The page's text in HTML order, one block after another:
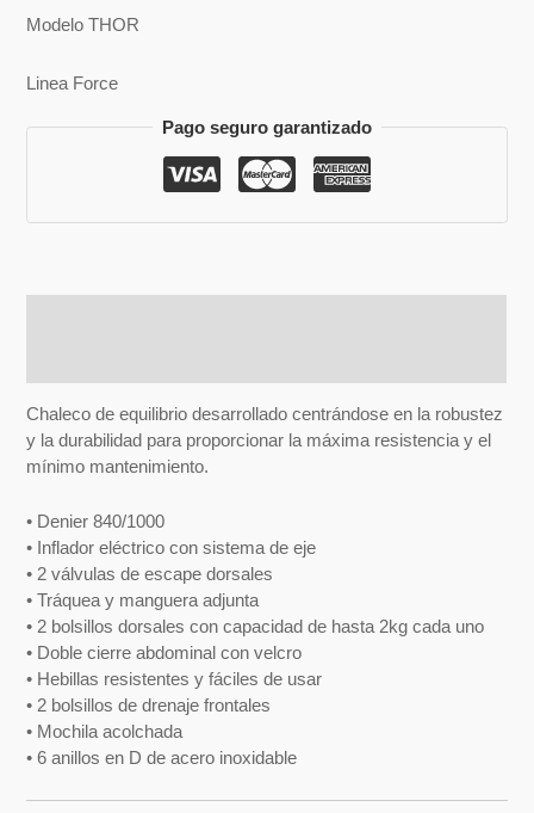
Modelo THOR
Linea Force
Pago seguro garantizado
Chaleco de equilibrio desarrollado centrándose en la robustez
y la durabilidad para proporcionar la máxima resistencia y el
mínimo mantenimiento.
• Denier 840/1000
• Inflador eléctrico con sistema de eje
• 2 válvulas de escape dorsales
• Tráquea y manguera adjunta
• 2 bolsillos dorsales con capacidad de hasta 2kg cada uno
• Doble cierre abdominal con velcro
• Hebillas resistentes y fáciles de usar
• 2 bolsillos de drenaje frontales
• Mochila acolchada
• 6 anillos en D de acero inoxidable